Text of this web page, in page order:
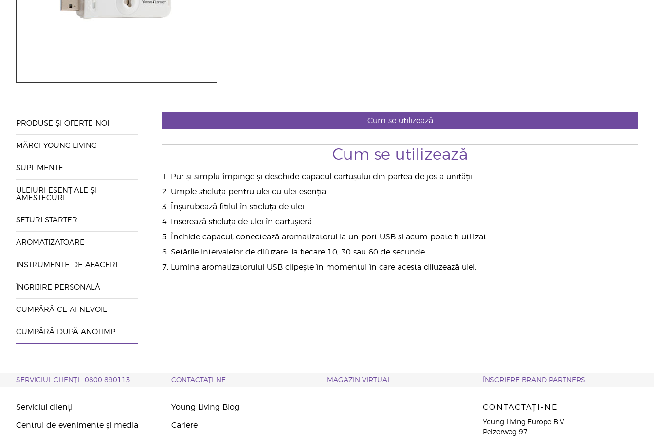
PRODUSE ȘI OFERTE NOI
MĂRCI YOUNG LIVING
SUPLIMENTE
ULEIURI ESENȚIALE ȘI
AMESTECURI
SETURI STARTER
AROMATIZATOARE
INSTRUMENTE DE AFACERI
ÎNGRIJIRE PERSONALĂ
CUMPĂRĂ CE AI NEVOIE
CUMPĂRĂ DUPĂ ANOTIMP
Cum se utilizează
Cum se utilizează
1. Pur și simplu împinge și deschide capacul cartușului din partea de jos a unității
2. Umple sticluța pentru ulei cu ulei esențial.
3. Înșurubează fitilul în sticluța de ulei.
4. Inserează sticluța de ulei în cartușieră.
5. Închide capacul, conectează aromatizatorul la un port USB și acum poate fi utilizat.
6. Setările intervalelor de difuzare: la fiecare 10, 30 sau 60 de secunde.
7. Lumina aromatizatorului USB clipește în momentul în care acesta difuzează ulei.
SERVICIUL CLIENȚI : 0800 890113 CONTACTAȚI-NE MAGAZIN VIRTUAL ÎNSCRIERE BRAND PARTNERS
Serviciul clienți
Centrul de evenimente și media
Young Living Blog
Cariere
CONTACTAȚI-NE
Young Living Europe B.V.
Peizerweg 97